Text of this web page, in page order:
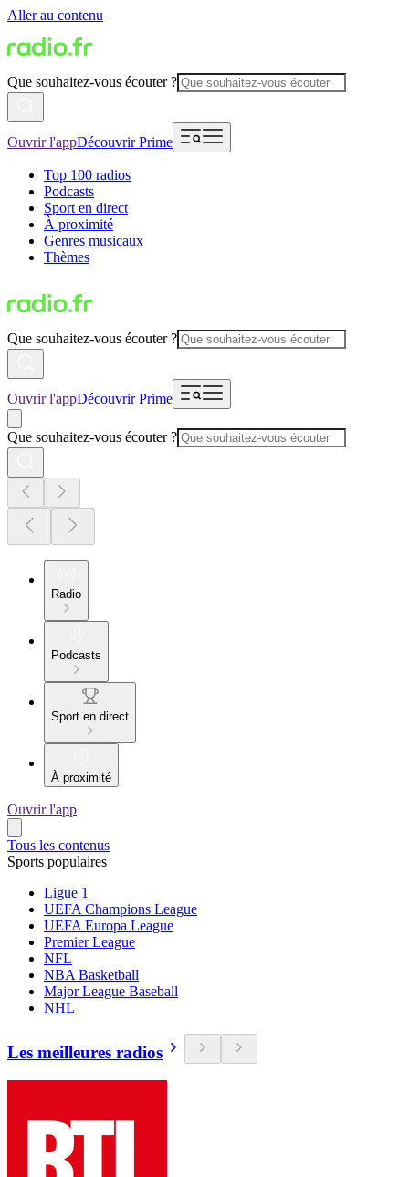
Aller au contenu
Que souhaitez-vous écouter ?
Ouvrir l'appDécouvrir Prime
Top 100 radios
Podcasts
Sport en direct
À proximité
Genres musicaux
Thèmes
Que souhaitez-vous écouter ?
Ouvrir l'appDécouvrir Prime
Que souhaitez-vous écouter ?
Radio
Podcasts
Sport en direct
À proximité
Ouvrir l'app
Tous les contenus
Sports populaires
Ligue 1
UEFA Champions League
UEFA Europa League
Premier League
NFL
NBA Basketball
Major League Baseball
NHL
Les meilleures radios